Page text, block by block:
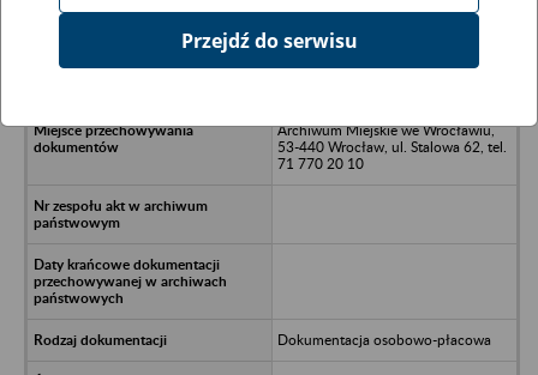
Szkoła Podstawowa nr 4 - Wrocław
Archiwum Miejskie we Wrocławiu,
53-440 Wrocław, ul. Stalowa 62, tel.
71 770 20 10
Dokumentacja osobowo-płacowa
Przejdź do serwisu